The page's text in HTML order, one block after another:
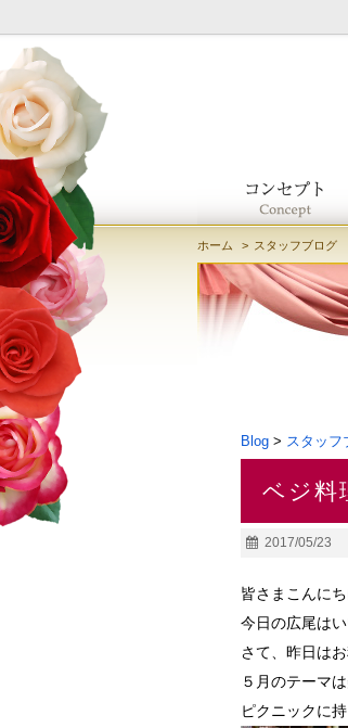
ホーム スタッフブログ
Blog > スタッフ
ベジ料
2017/05/23
皆さまこんに
今日の広尾は
さて、昨日は
５月のテーマ
ピクニックに